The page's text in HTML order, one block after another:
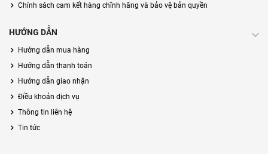
Chính sách cam kết hàng chĩnh hãng và bảo vệ bản quyền
HƯỚNG DẪN
Hướng dẫn mua hàng
Hướng dẫn thanh toán
Hướng dẫn giao nhận
Điều khoản dịch vụ
Thông tin liên hệ
Tin tức